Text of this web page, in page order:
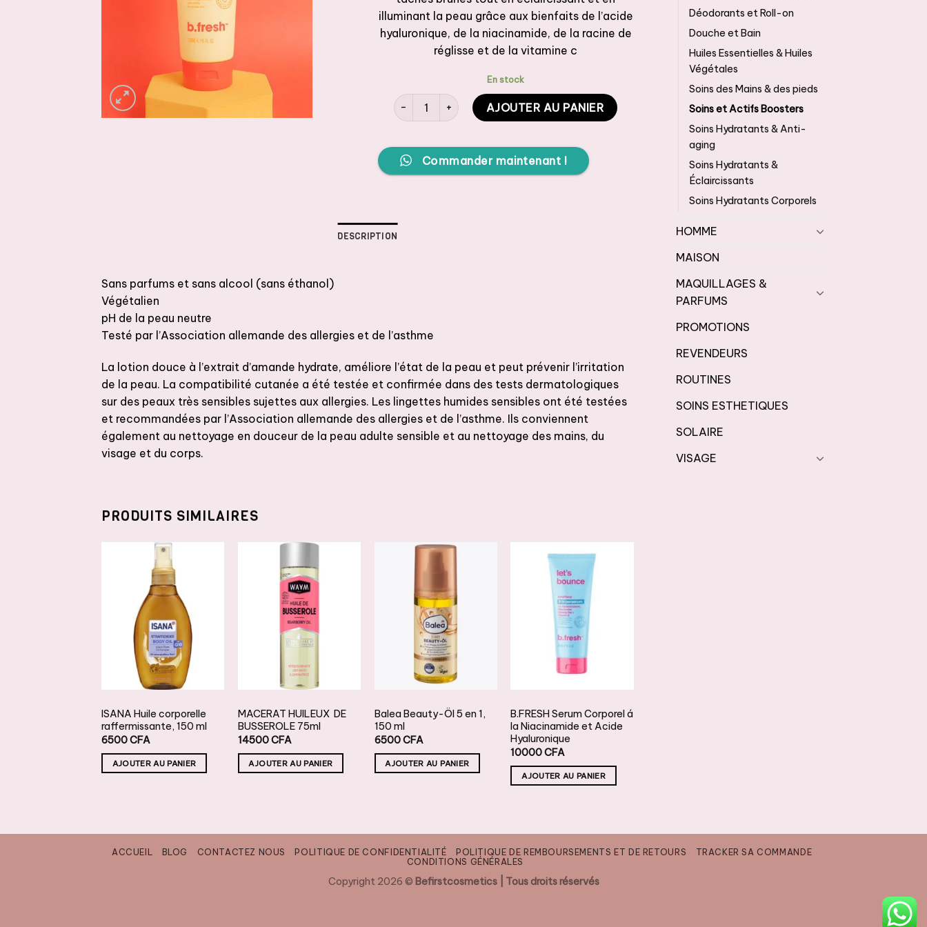
Déodorants et Roll-on
Douche et Bain
Huiles Essentielles & Huiles
Végétales
Soins des Mains & des pieds
Soins et Actifs Boosters
Soins Hydratants & Anti-
aging
Soins Hydratants &
Éclaircissants
Soins Hydratants Corporels
HOMME
MAISON
MAQUILLAGES &
PARFUMS
PROMOTIONS
REVENDEURS
ROUTINES
SOINS ESTHETIQUES
SOLAIRE
VISAGE
illuminant la peau grâce aux bienfaits de l’acide
hyaluronique, de la niacinamide, de la racine de
réglisse et de la vitamine c
En stock
quantité de B.FRESH lit from within Serum Corporel
AJOUTER AU PANIER
Commander maintenant !
DESCRIPTION
Sans parfums et sans alcool (sans éthanol)
Végétalien
pH de la peau neutre
Testé par l’Association allemande des allergies et de l’asthme
La lotion douce à l’extrait d’amande hydrate, améliore l’état de la peau et peut prévenir l’irritation
de la peau. La compatibilité cutanée a été testée et confirmée dans des tests dermatologiques
sur des peaux très sensibles sujettes aux allergies. Les lingettes humides sensibles ont été testées
et recommandées par l’Association allemande des allergies et de l’asthme. Ils conviennent
également au nettoyage en douceur de la peau adulte sensible et au nettoyage des mains, du
visage et du corps.
PRODUITS SIMILAIRES
AJOUTER
À LA
LISTE DE
SOUHAITS
ISANA Huile corporelle
raffermissante, 150 ml
6500CFA
AJOUTER AU PANIER
AJOUTER
À LA
LISTE DE
SOUHAITS
MACERAT HUILEUX DE
BUSSEROLE 75ml
14500CFA
AJOUTER AU PANIER
AJOUTER
À LA
LISTE DE
SOUHAITS
Balea Beauty-Öl 5 en 1,
150 ml
6500CFA
AJOUTER AU PANIER
AJOUTER
LISTE DE
SOUHAITS
B.FRESH Serum Corporel á
la Niacinamide et Acide
Hyaluronique
10000CFA
AJOUTER AU PANIER
ACCUEIL BLOG CONTACTEZ NOUS POLITIQUE DE CONFIDENTIALITÉ POLITIQUE DE REMBOURSEMENTS ET DE RETOURS
TRACKER SA COMMANDE
CONDITIONS GÉNÉRALES
Copyright 2026 © Befirstcosmetics | Tous droits réservés